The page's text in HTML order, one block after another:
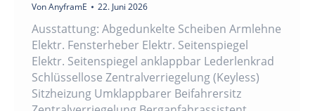
VonAnyframE 22. Juni 2026
Ausstattung: Abgedunkelte Scheiben Armlehne
Elektr. Fensterheber Elektr. Seitenspiegel
Elektr. Seitenspiegel anklappbar Lederlenkrad
Schlüssellose Zentralverriegelung (Keyless)
Sitzheizung Umklappbarer Beifahrersitz